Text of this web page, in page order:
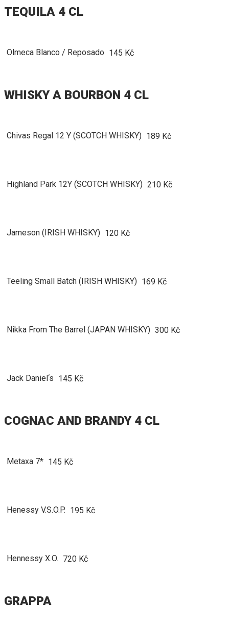
TEQUILA 4 CL
Olmeca Blanco / Reposado 145 Kč
WHISKY A BOURBON 4 CL
Chivas Regal 12 Y (SCOTCH WHISKY) 189 Kč
Highland Park 12Y (SCOTCH WHISKY) 210 Kč
Jameson (IRISH WHISKY) 120 Kč
Teeling Small Batch (IRISH WHISKY) 169 Kč
Nikka From The Barrel (JAPAN WHISKY) 300 Kč
Jack Daniel‘s 145 Kč
COGNAC AND BRANDY 4 CL
Metaxa 7* 145 Kč
Henessy V.S.O.P. 195 Kč
Hennessy X.O. 720 Kč
GRAPPA